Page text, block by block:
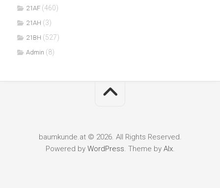
21AF (460)
21AH (3)
21BH (527)
Admin (8)
baumkunde.at © 2026. All Rights Reserved.
Powered by WordPress. Theme by Alx.